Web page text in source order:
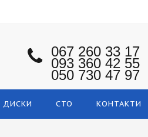
067 260 33 17
093 360 42 55
050 730 47 97
ДИСКИ СТО КОНТАКТИ